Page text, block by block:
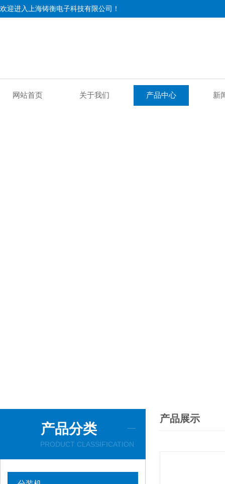
欢迎进入上海铸衡电子科技有限公司！
网站首页 关于我们 产品中心 新
产品分类
PRODUCT CLASSIFICATION
产品展示